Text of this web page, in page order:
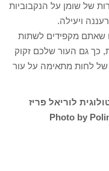
של שומן על הנקבוביות
ויעילה.
שאתם מקפידים לשתות
כך גם העור שלכם זקוק
של לחות מתאימה על עור
לוריאל פריז
Photo by